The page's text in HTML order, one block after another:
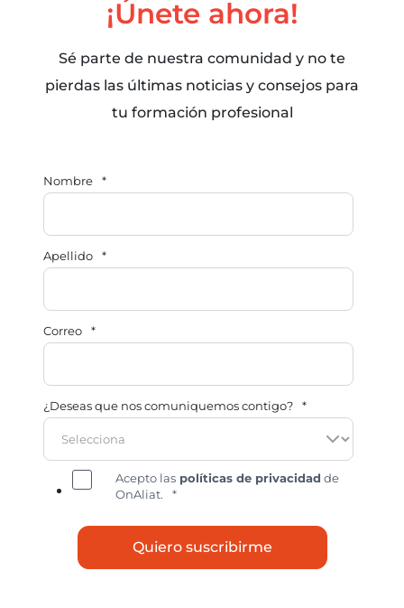
¡Únete ahora!
Sé parte de nuestra comunidad y no te
pierdas las últimas noticias y consejos para
tu formación profesional
Nombre *
Apellido *
Correo *
¿Deseas que nos comuniquemos contigo? *
Acepto las políticas de privacidad de
OnAliat.
*